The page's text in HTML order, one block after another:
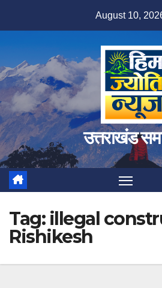
August 10,
उत्तराखंड
Tag: illegal
Rishikesh